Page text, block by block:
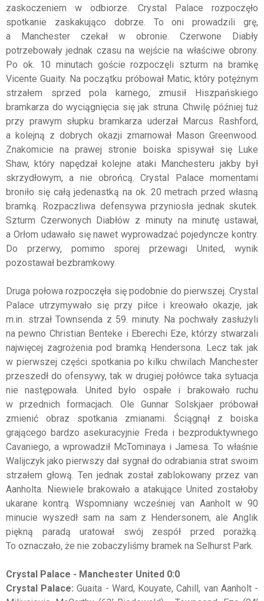
zaskoczeniem w odbiorze. Crystal Palace rozpoczęło
spotkanie zaskakująco dobrze. To oni prowadzili grę,
a Manchester czekał w obronie. Czerwone Diabły
potrzebowały jednak czasu na wejście na właściwe obrony.
Po ok. 10 minutach goście rozpoczęli szturm na bramkę
Vicente Guaity. Na początku próbował Matic, który potężnym
strzałem sprzed pola karnego, zmusił Hiszpańskiego
bramkarza do wyciągnięcia się jak struna. Chwilę później tuż
przy prawym słupku bramkarza uderzał Marcus Rashford,
a kolejną z dobrych okazji zmarnował Mason Greenwood.
Znakomicie na prawej stronie boiska spisywał się Luke
Shaw, który napędzał kolejne ataki Manchesteru jakby był
skrzydłowym, a nie obrońcą. Crystal Palace momentami
broniło się całą jedenastką na ok. 20 metrach przed własną
bramką. Rozpaczliwa defensywa przyniosła jednak skutek.
Szturm Czerwonych Diabłów z minuty na minutę ustawał,
a Orłom udawało się nawet wyprowadzać pojedyncze kontry.
Do przerwy, pomimo sporej przewagi United, wynik
pozostawał bezbramkowy.
Druga połowa rozpoczęła się podobnie do pierwszej. Crystal
Palace utrzymywało się przy piłce i kreowało okazje, jak
m.in. strzał Townsenda z 59. minuty. Na pochwały zasłużyli
na pewno Christian Benteke i Eberechi Eze, którzy stwarzali
najwięcej zagrożenia pod bramką Hendersona. Lecz tak jak
w pierwszej części spotkania po kilku chwilach Manchester
przeszedł do ofensywy, tak w drugiej połówce taka sytuacja
nie następowała. United było ospałe i brakowało ruchu
w przednich formacjach. Ole Gunnar Solskjaer próbował
zmienić obraz spotkania zmianami. Ściągnął z boiska
grającego bardzo asekuracyjnie Freda i bezproduktywnego
Cavaniego, a wprowadził McTominaya i Jamesa. To właśnie
Walijczyk jako pierwszy dał sygnał do odrabiania strat swoim
strzałem głową. Ten jednak został zablokowany przez van
Aanholta. Niewiele brakowało a atakujące United zostałoby
ukarane kontrą. Wspomniany wcześniej van Aanholt w 90
minucie wyszedł sam na sam z Hendersonem, ale Anglik
piękną paradą uratował swój zespół przed porażką.
To oznaczało, że nie zobaczyliśmy bramek na Selhurst Park.
Crystal Palace - Manchester United 0:0
Crystal Palace: Guaita - Ward, Kouyate, Cahill, van Aanholt -